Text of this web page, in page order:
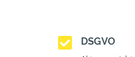
DSGVO